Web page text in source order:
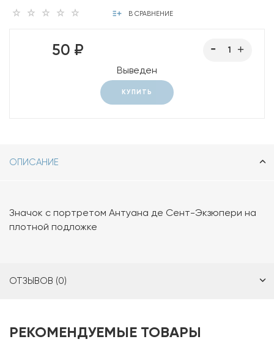
В СРАВНЕНИЕ
50 ₽
Выведен
КУПИТЬ
ОПИСАНИЕ
Значок с портретом Антуана де Сент-Экзюпери на
плотной подложке
ОТЗЫВОВ (0)
РЕКОМЕНДУЕМЫЕ ТОВАРЫ